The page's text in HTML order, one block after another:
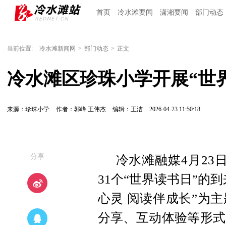
首页 冷水滩要闻 潇湘要闻 部门动态
当前位置: 冷水滩新闻网 > 部门动态 > 正文
冷水滩区珍珠小学开展“世
来源：珍珠小学 作者：郭峰 王伟杰 编辑：王洁 2026-04-23 11:50:18
—分享—
冷水滩融媒4月23
31个“世界读书日”的
心灵 阅读伴成长”为
分享、互动体验等形